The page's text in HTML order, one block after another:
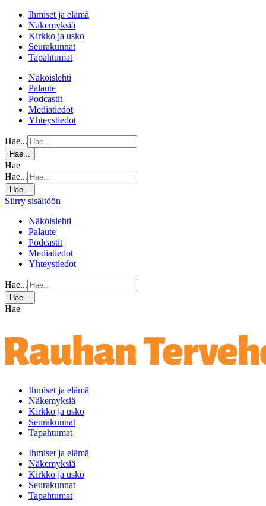
Ihmiset ja elämä
Näkemyksiä
Kirkko ja usko
Seurakunnat
Tapahtumat
Näköislehti
Palaute
Podcastit
Mediatiedot
Yhteystiedot
Hae...
Hae...
Hae
Hae...
Hae...
Siirry sisältöön
Näköislehti
Palaute
Podcastit
Mediatiedot
Yhteystiedot
Hae...
Hae...
Hae
Ihmiset ja elämä
Näkemyksiä
Kirkko ja usko
Seurakunnat
Tapahtumat
Ihmiset ja elämä
Näkemyksiä
Kirkko ja usko
Seurakunnat
Tapahtumat